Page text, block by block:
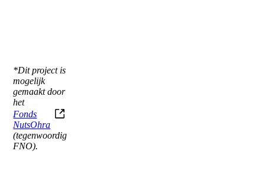
*Dit project is
mogelijk
gemaakt door
het
Fonds
NutsOhra
(externe
(tegenwoordig
FNO).